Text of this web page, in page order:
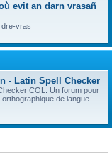
evit an darn vrasañ
dre-vras
- Latin Spell Checker
COL. Un forum pour
de langue